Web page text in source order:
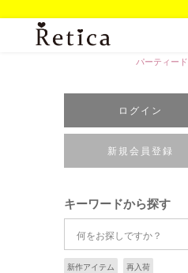
パーティー
ログイン
新規会員登録
キーワードから探す
新作アイテム 再入荷